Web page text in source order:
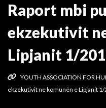
Raport mbi
ekzekutivit
Lipjanit 1/
YOUTH ASSOCIATION FOR
ekzekutivit ne komunën e Lipjanit